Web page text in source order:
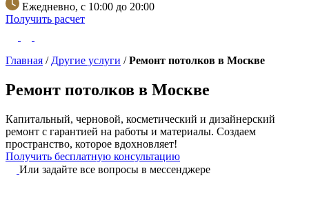
Ежедневно, с 10:00 до 20:00
Получить расчет
Главная / Другие услуги /Ремонт потолков в Москве
Ремонт потолков в Москве
Капитальный, черновой, косметический и дизайнерский
ремонт с гарантией на работы и материалы. Создаем
пространство, которое вдохновляет!
Получить бесплатную консультацию
Или задайте все вопросы в мессенджере